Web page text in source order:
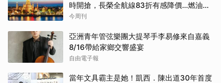
時開搶，長榮全航線83折有感降價…燃油稅
8/9調漲早買早省
今周刊
亞洲青年管弦樂團大提琴手李易修來自嘉義
8/16帶給家鄉交響盛宴
自由電子報
當年文具霸主是她！凱西．陳出道30年首度